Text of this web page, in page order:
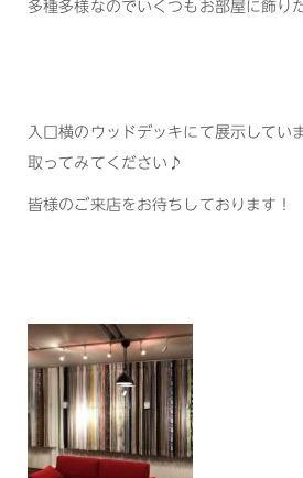
多種多様なのでいくつもお部屋に飾
入口横のウッドデッキにて展示してい
取ってみてください♪
皆様のご来店をお待ちしております！